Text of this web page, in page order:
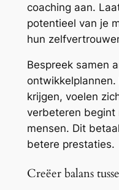
coaching aan.
potentieel van je
hun
Bespreek samen
krijgen, voelen
verbeteren begint
mensen. Dit
betere prestaties.
Creëer balans